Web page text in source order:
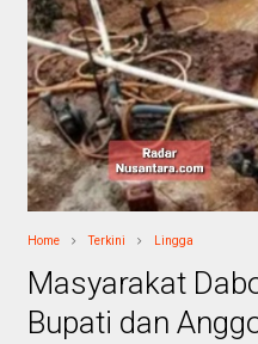
Home Terkini Lingga
Masyarakat
Bupati dan